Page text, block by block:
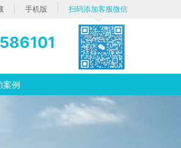
手机版 扫码添加客服微信
案例